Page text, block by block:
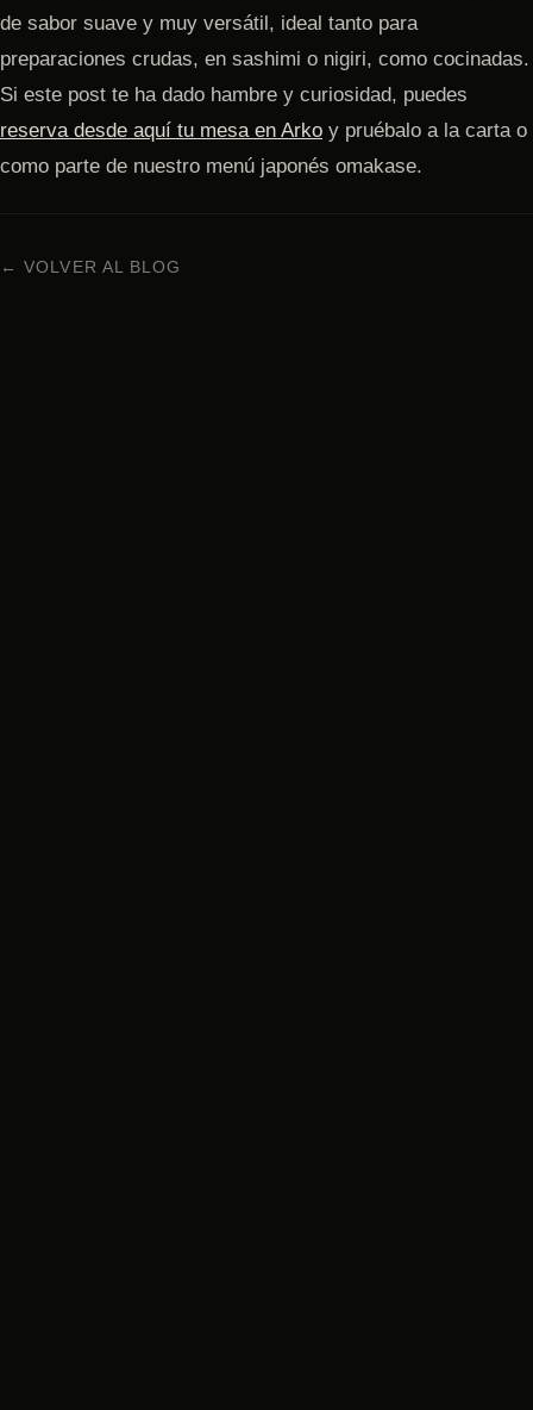
de sabor suave y muy versátil, ideal tanto para
preparaciones crudas, en sashimi o nigiri, como cocinadas.
Si este post te ha dado hambre y curiosidad, puedes
reserva desde aquí tu mesa en Arko y pruébalo a la carta o
como parte de nuestro menú japonés omakase.
← VOLVER AL BLOG